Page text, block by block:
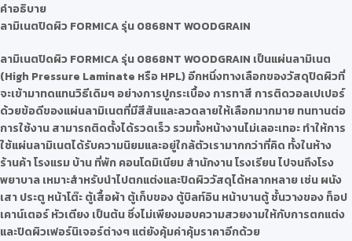
คำอธิบาย
ลามิเนตปิดผิวFORMICA รุ่น 0868NT WOODGRAIN
ลามิเนตปิดผิวFORMICA รุ่น 0868NT WOODGRAIN เป็นแผ่นลามิเนต
(High Pressure Laminate หรือ HPL) อีกหนึ่งทางเลือกของวัสดุปิดผิวที่
จะเข้ามาทดแทนวิธีเดิมๆ อย่างการปูกระเบื้อง การทาสี การติดวอลเปเปอร์
ด้วยข้อดีของแผ่นลามิเนตที่มีสีสันและลวดลายให้เลือกมากมาย ทนทานต่อ
การใช้งาน สามารถติดตั้งได้รวดเร็ว รวมทั้งหน้างานไม่เลอะเทอะ ทำให้การ
ใช้แผ่นลามิเนตได้รับความนิยมและอยู่ใกล้ตัวเรามากกว่าที่คิด ทั้งในห้าง
ร้านค้า โรงแรม บ้าน ที่พัก คอนโดมิเนียม สำนักงาน โรงเรียน ไปจนถึงโรง
พยาบาล เหมาะสำหรับนำไปตกแต่งและปิดผิววัสดุได้หลากหลาย เช่น ผนัง
เสา ประตู หน้าโต๊ะ ตู้เสื้อผ้า ตู้เก็บของ ตู้บิลท์อิน หน้าบานตู้ ชั้นวางของ ท็อป
เคาน์เตอร์ หัวเตียง เป็นต้น ซึ่งไม่เพียงมอบความสวยงามให้กับการตกแต่ง
และปิดผิวเฟอร์นิเจอร์ต่างๆ แต่ยังคุ้มค่าคุ้มราคาอีกด้วย